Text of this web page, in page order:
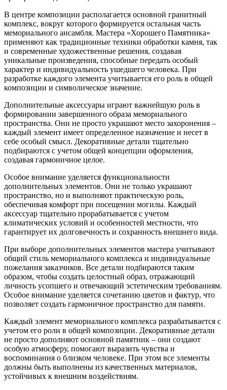
В центре композиции располагается основной гранитный
комплекс, вокруг которого формируется остальная часть
мемориального ансамбля. Мастера «Хорошего Памятника»
применяют как традиционные техники обработки камня, так
и современные художественные решения, создавая
уникальные произведения, способные передать особый
характер и индивидуальность ушедшего человека. При
разработке каждого элемента учитывается его роль в общей
композиции и символическое значение.
Дополнительные аксессуары играют важнейшую роль в
формировании завершенного образа мемориального
пространства. Они не просто украшают место захоронения –
каждый элемент имеет определенное назначение и несет в
себе особый смысл. Декоративные детали тщательно
подбираются с учетом общей концепции оформления,
создавая гармоничное целое.
Особое внимание уделяется функциональности
дополнительных элементов. Они не только украшают
пространство, но и выполняют практическую роль,
обеспечивая комфорт при посещении могилы. Каждый
аксессуар тщательно прорабатывается с учетом
климатических условий и особенностей местности, что
гарантирует их долговечность и сохранность внешнего вида.
При выборе дополнительных элементов мастера учитывают
общий стиль мемориального комплекса и индивидуальные
пожелания заказчиков. Все детали подбираются таким
образом, чтобы создать целостный образ, отражающий
личность усопшего и отвечающий эстетическим требованиям.
Особое внимание уделяется сочетанию цветов и фактур, что
позволяет создать гармоничное пространство для памяти.
Каждый элемент мемориального комплекса разрабатывается с
учетом его роли в общей композиции. Декоративные детали
не просто дополняют основной памятник – они создают
особую атмосферу, помогают выразить чувства и
воспоминания о близком человеке. При этом все элементы
должны быть выполнены из качественных материалов,
устойчивых к внешним воздействиям.